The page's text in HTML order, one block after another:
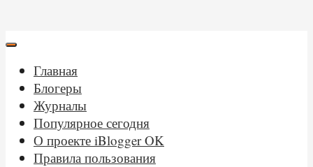
Главная
Блогеры
Журналы
Популярное сегодня
О проекте iBlogger OK
Правила пользования